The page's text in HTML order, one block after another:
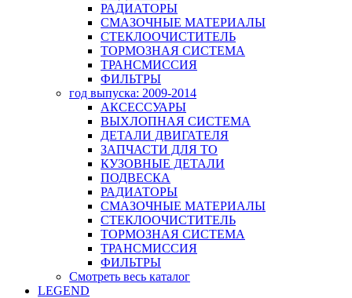
РАДИАТОРЫ
СМАЗОЧНЫЕ МАТЕРИАЛЫ
СТЕКЛООЧИСТИТЕЛЬ
ТОРМОЗНАЯ СИСТЕМА
ТРАНСМИССИЯ
ФИЛЬТРЫ
год выпуска: 2009-2014
АКСЕССУАРЫ
ВЫХЛОПНАЯ СИСТЕМА
ДЕТАЛИ ДВИГАТЕЛЯ
ЗАПЧАСТИ ДЛЯ ТО
КУЗОВНЫЕ ДЕТАЛИ
ПОДВЕСКА
РАДИАТОРЫ
СМАЗОЧНЫЕ МАТЕРИАЛЫ
СТЕКЛООЧИСТИТЕЛЬ
ТОРМОЗНАЯ СИСТЕМА
ТРАНСМИССИЯ
ФИЛЬТРЫ
Смотреть весь каталог
LEGEND